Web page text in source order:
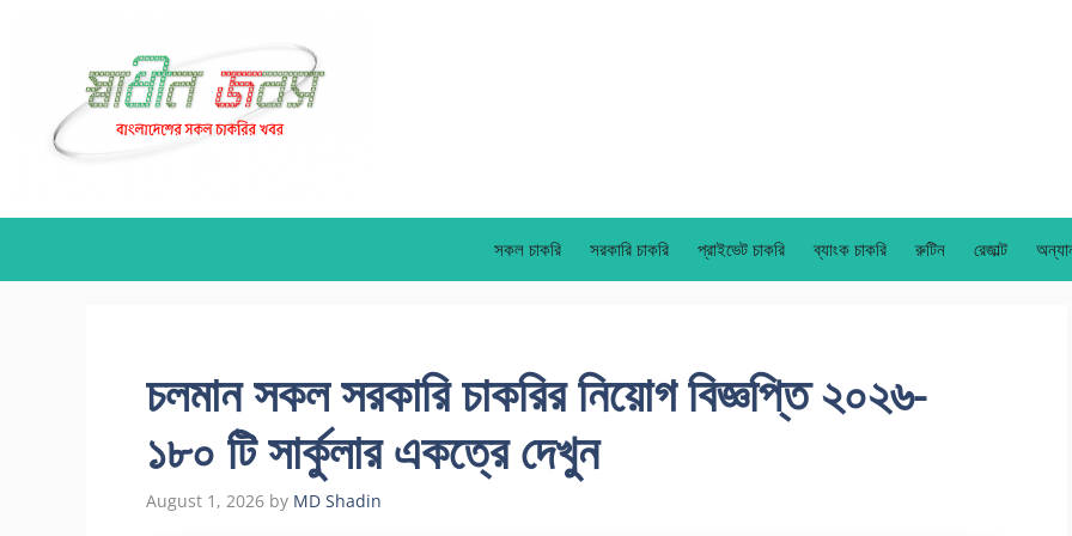
সকল চাকরি সরকারি চাকরি প্রাইভেট চাকরি ব্যাংক চাকরি রুটিন রেজাল্ট
চলমান সকল সরকারি চাকরির নিয়োগ বিজ্ঞপ্তি ২০২৬-
১৮০ টি সার্কুলার একত্রে দেখুন
August 1, 2026 by MD Shadin